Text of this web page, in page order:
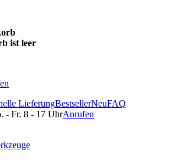
ist leer
LieferungBestsellerNeuFAQ
- Fr. 8 - 17 UhrAnrufen